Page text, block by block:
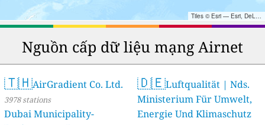
Tiles © Esri — Esri, DeLorme, NAVTEQ, TomTom, Intermap, iPC, USGS, FAO, NPS, NRCAN, GeoBase, Kadaster NL, Ordnance Survey, Esri Japan, METI, Esri China (Hong Kong), and the GIS User Community
Nguồn cấp dữ liệu mạng Airnet
🇹🇭AirGradient Co. Ltd.
3978 stations
Dubai Municipality-
🇩🇪Luftqualität | Nds.
Ministerium Für Umwelt,
Energie Und Klimaschutz